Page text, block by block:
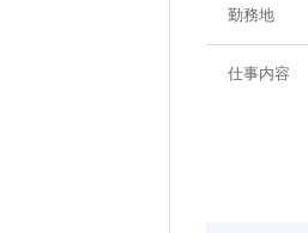
勤務地
仕事内容